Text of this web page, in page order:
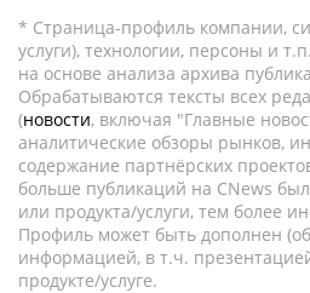
* Страница-профиль компании,
услуги), технологии, персоны и
на основе анализа архива
Обрабатываются тексты всех
(новости, включая "Главные
аналитические обзоры рынков,
содержание партнёрских
больше публикаций на CNews
или продукта/услуги, тем более
Профиль может быть дополнен
информацией, в т.ч.
продукте/услуге.